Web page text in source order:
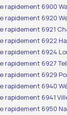
rapidement 6900
rapidement 6920
rapidement 6921
rapidement 6922
rapidement 6924
rapidement 6927
rapidement 6929
rapidement 6940
rapidement 6941
rapidement 6950